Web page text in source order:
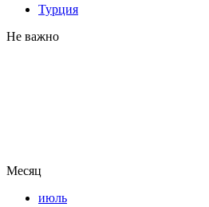
Турция
Не важно
Месяц
июль